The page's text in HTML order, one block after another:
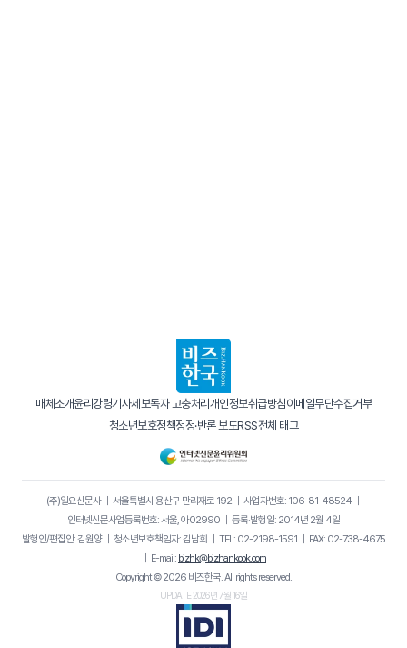
매체소개윤리강령기사제보독자 고충처리 개인정보취급방침이메일무단수집거부
청소년보호정책정정·반론 보도RSS전체 태그
(주)일요신문사｜ 서울특별시 용산구 만리재로 192｜ 사업자번호: 106-81-48524｜
인터넷신문사업등록번호: 서울, 아02990
등록·발행일: 2014년 2월 4일
발행인/편집인: 김원양｜ 청소년보호책임자: 김남희 TEL: 02-2198-1591
FAX: 02-738-4675
E-mail: bizhk@bizhankook.com
Copyright © 2026 비즈한국. All rights reserved.
UPDATE 2026년 7월 16일